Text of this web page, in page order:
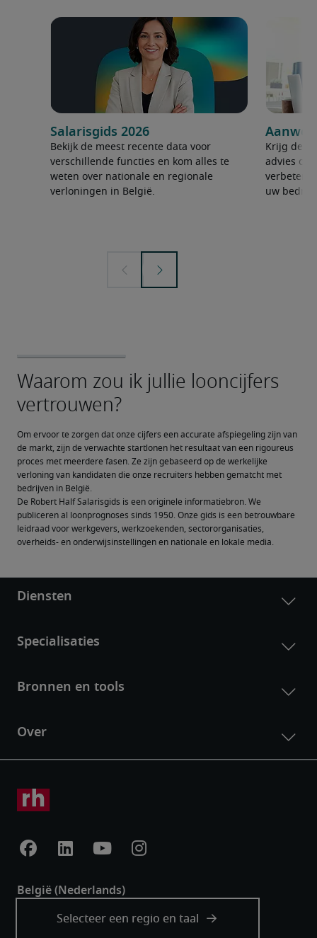
Salarisgids 2026
Bekijk de meest recente data voor
verschillende functies en kom alles te
weten over nationale en regionale
verloningen in België.
Krijg de
advies
uw bedrijf
Om ervoor te zorgen dat onze cijfers een accurate afspiegeling zijn van
de markt, zijn de verwachte startlonen het resultaat van een rigoureus
proces met meerdere fasen. Ze zijn gebaseerd op de werkelijke
verloning van kandidaten die onze recruiters hebben gematcht met
bedrijven in België.
De Robert Half Salarisgids is een originele informatiebron. We
publiceren al loonprognoses sinds 1950. Onze gids is een betrouwbare
leidraad voor werkgevers, werkzoekenden, sectororganisaties,
overheids- en onderwijsinstellingen en nationale en lokale media.